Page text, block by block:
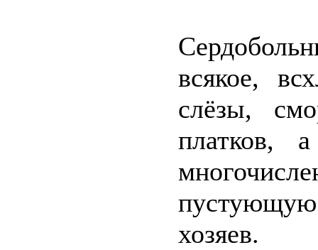
всякое,
слёзы,
платков,
пустующую
хозяев.